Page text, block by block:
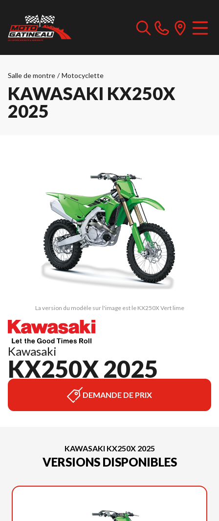
Salle de montre / Motocyclette
KAWASAKI KX250X
2025
La version du modèle sur l'image est le KX250X Vert lime
Kawasaki
KX250X 2025
DEMANDE DE PRIX
KAWASAKI KX250X 2025
VERSIONS DISPONIBLES